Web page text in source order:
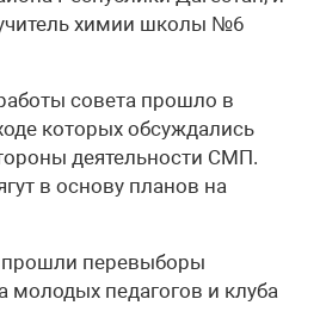
химии школы №6
совета прошло в
которых обсуждались
деятельности СМП.
в основу планов на
прошли перевыборы
молодых педагогов и клуба